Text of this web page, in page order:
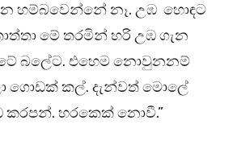
හම්බවෙන්නේ නෑ. උඹ හොඳට
මේ තරමින් හරි උඹ ගැන
බලේට. එහෙම නොවුනනම්
ගොඩක් කල්. දැන්වත් මොලේ
කරපන්. හරකෙක් නොවී.”